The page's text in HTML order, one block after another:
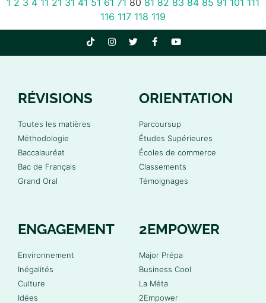
1 2 3 4 11 21 31 41 51 61 71 80 81 82 83 84 85 91 101 111
116 117 118 119
RÉVISIONS
Toutes les matières
Méthodologie
Baccalauréat
Bac de Français
Grand Oral
ORIENTATION
Parcoursup
Études Supérieures
Écoles de commerce
Classements
Témoignages
ENGAGEMENT
Environnement
Inégalités
Culture
Idées
2EMPOWER
Major Prépa
Business Cool
La Méta
2Empower